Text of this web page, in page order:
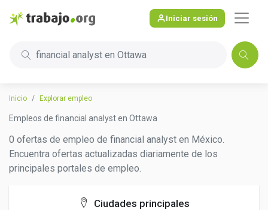
Iniciar sesión
financial analyst en Ottawa
Inicio Explorar empleo
Empleos de financial analyst en Ottawa
0 ofertas de empleo de financial analyst en México.
Encuentra ofertas actualizadas diariamente de los
principales portales de empleo.
Ciudades principales